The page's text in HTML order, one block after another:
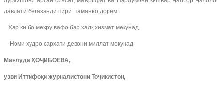
давлати бегазанди пирӣ таманно дорем.
Ҳар ки бо меҳру вафо бар халқ хизмат мекунад,
Номи худро сархати девони миллат мекунад
Мавлуда ҲОҶИБОЕВА,
узви Иттифоқи журналистони Тоҷикистон,